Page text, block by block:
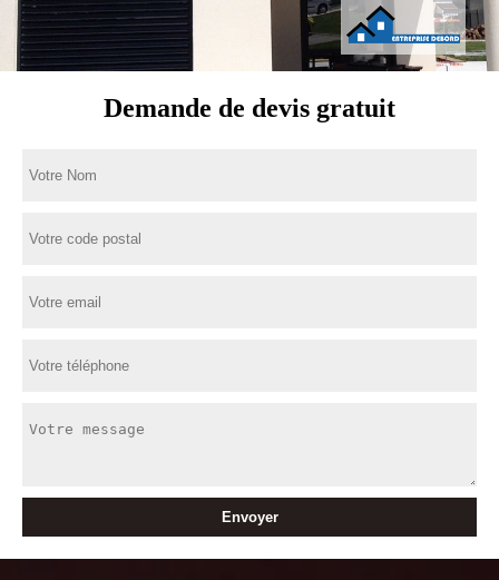
Demande de devis gratuit